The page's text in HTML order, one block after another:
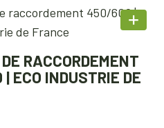
RACCORDEMENT
ECO INDUSTRIE DE